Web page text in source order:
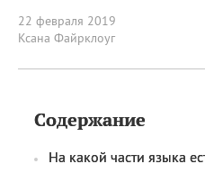
22 февраля 2019
Ксана Файрклоуг
Содержание
На какой части языка